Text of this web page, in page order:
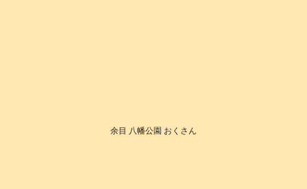
余目 八幡公園 おくさん